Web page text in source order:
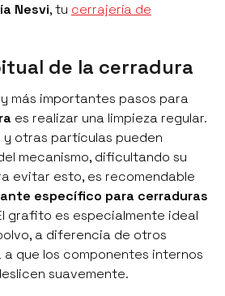
Nesvi, tu cerrajería de
de la cerradura
más importantes pasos para
es realizar una limpieza regular.
y otras partículas pueden
mecanismo, dificultando su
evitar esto, es recomendable
específico para cerraduras
grafito es especialmente ideal
a diferencia de otros
que los componentes internos
suavemente.